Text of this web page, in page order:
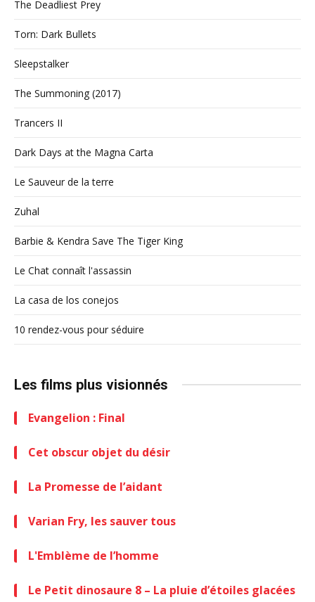
The Deadliest Prey
Torn: Dark Bullets
Sleepstalker
The Summoning (2017)
Trancers II
Dark Days at the Magna Carta
Le Sauveur de la terre
Zuhal
Barbie & Kendra Save The Tiger King
Le Chat connaît l'assassin
La casa de los conejos
10 rendez-vous pour séduire
Les films plus visionnés
Evangelion : Final
Cet obscur objet du désir
La Promesse de l’aidant
Varian Fry, les sauver tous
L'Emblème de l’homme
Le Petit dinosaure 8 – La pluie d’étoiles glacées